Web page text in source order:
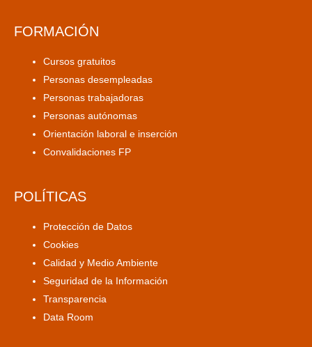
FORMACIÓN
Cursos gratuitos
Personas desempleadas
Personas trabajadoras
Personas autónomas
Orientación laboral e inserción
Convalidaciones FP
POLÍTICAS
Protección de Datos
Cookies
Calidad y Medio Ambiente
Seguridad de la Información
Transparencia
Data Room